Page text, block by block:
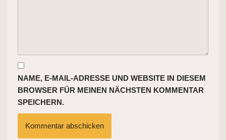
NAME, E-MAIL-ADRESSE UND WEBSITE IN DIESEM
BROWSER FÜR MEINEN NÄCHSTEN KOMMENTAR
SPEICHERN.